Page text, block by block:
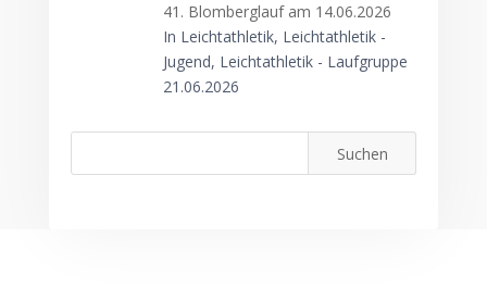
41. Blomberglauf am 14.06.2026
In Leichtathletik, Leichtathletik -
Jugend, Leichtathletik - Laufgruppe
21.06.2026